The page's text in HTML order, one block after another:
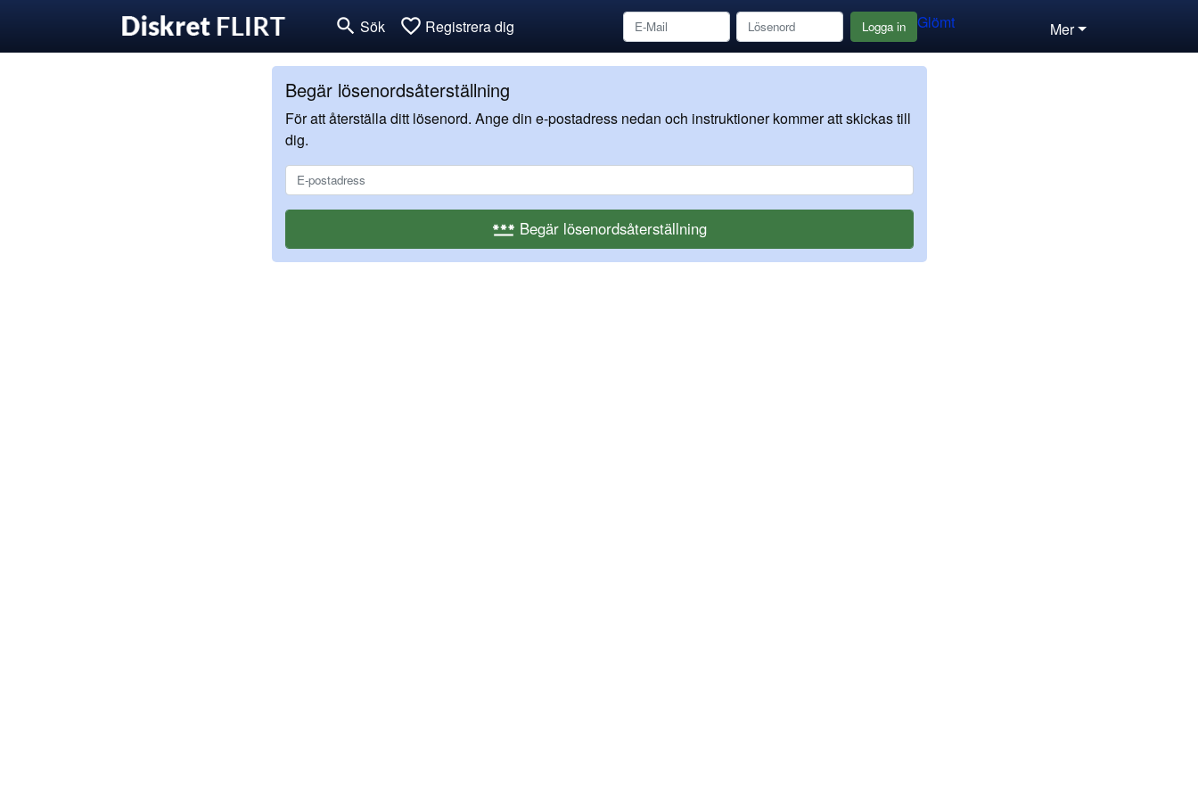
search Sök favorite_border Registrera dig Logga in Glömt Mer
Begär lösenordsåterställning
För att återställa ditt lösenord. Ange din e-postadress nedan och instruktioner kommer att skickas till
dig.
password Begär lösenordsåterställning